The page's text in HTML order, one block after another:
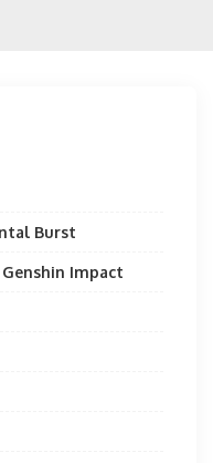
Burst
Impact